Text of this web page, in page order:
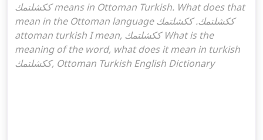
ككشلتمك means in Ottoman Turkish. What does that
mean in the Ottoman language ككشلتمك. ككشلتمك
attoman turkish I mean, ككشلتمك What is the
meaning of the word, what does it mean in turkish
ككشلتمك, Ottoman Turkish English Dictionary